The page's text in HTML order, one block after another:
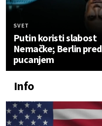
SVET
Putin koristi slabost
Nemačke; Berlin pred
pucanjem
Info